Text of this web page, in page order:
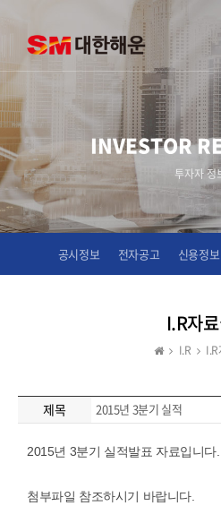
INVESTOR
투자자 정
공시정보 전자공고 신용정보
I.R자
I.R
제목 2015년 3분기 실적
2015년 3분기 실적발표 자료입니다.
첨부파일 참조하시기 바랍니다.